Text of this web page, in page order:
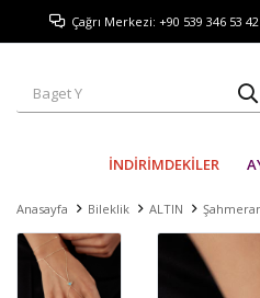
Çağrı Merkezi: +90 539 346 53 42
İNDİRİMDEKİLER
Anasayfa Bileklik ALTIN